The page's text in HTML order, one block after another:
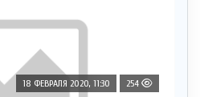
18 ФЕВРАЛЯ 2020, 11:30 254